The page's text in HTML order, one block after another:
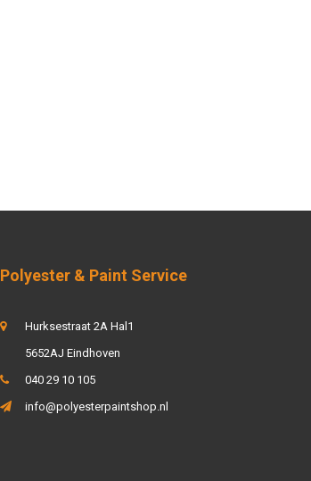
Polyester & Paint Service
Hurksestraat 2A Hal1
5652AJ Eindhoven
040 29 10 105
info@polyesterpaintshop.nl